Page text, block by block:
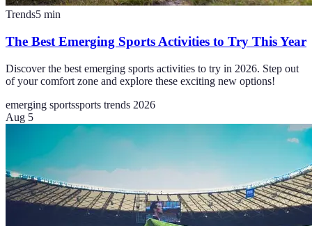
Trends5 min
The Best Emerging Sports Activities to Try This Year
Discover the best emerging sports activities to try in 2026. Step out
of your comfort zone and explore these exciting new options!
emerging sportssports trends 2026
Aug 5